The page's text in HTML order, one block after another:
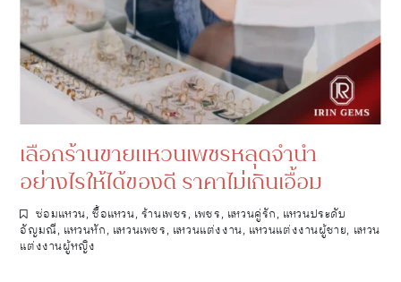
เลือกร้านขายแหวนเพชรหลุดจำนำ
อย่างไรให้ได้ของดี ราคาไม่เกินเอื้อม
ซ่อมแหวน,ซื้อแหวน, ร้านเพชร, เพชร, แหวนคู่รัก, แหวนประดับ
อัญมณี, แหวนหัก, แหวนเพชร, แหวนแต่งงาน, แหวนแต่งงานผู้ชาย, แหวน
แต่งงานผู้หญิง